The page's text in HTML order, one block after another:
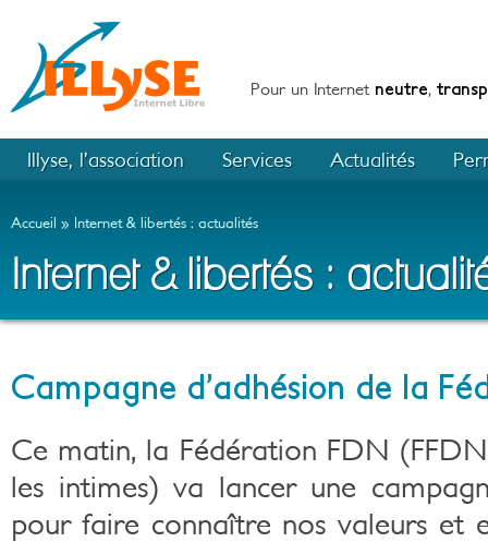
Pour un Internet neutre,
Illyse, l’association Services Actualités
Accueil Internet & libertés : actualités
Internet & libertés :
Campagne d’adhésion de la
Ce matin, la Fédération FDN
les intimes) va lancer une
pour faire connaître nos valeurs et